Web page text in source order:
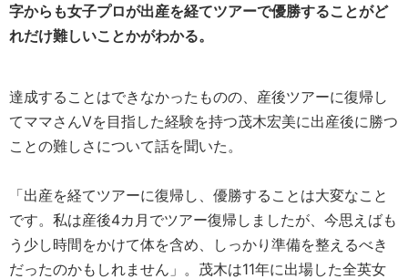
字からも女子プロが出産を経てツアーで優勝することがど
れだけ難しいことかがわかる。
達成することはできなかったものの、産後ツアーに復帰し
てママさんVを目指した経験を持つ茂木宏美に出産後に勝つ
ことの難しさについて話を聞いた。
「出産を経てツアーに復帰し、優勝することは大変なこと
です。私は産後4カ月でツアー復帰しましたが、今思えばも
う少し時間をかけて体を含め、しっかり準備を整えるべき
だったのかもしれません」。茂木は11年に出場した全英女